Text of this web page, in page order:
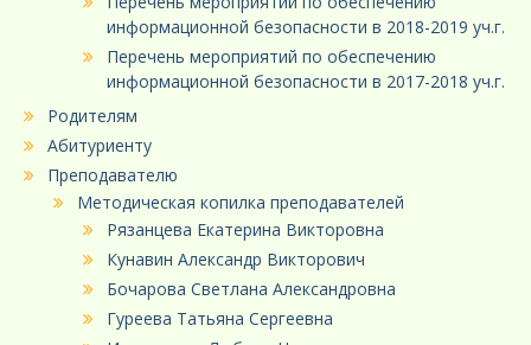
информационной безопасности в 2018-2019 уч.г.
Перечень мероприятий по обеспечению
информационной безопасности в 2017-2018 уч.г.
Родителям
Абитуриенту
Преподавателю
Методическая копилка преподавателей
Рязанцева Екатерина Викторовна
Кунавин Александр Викторович
Бочарова Светлана Александровна
Гуреева Татьяна Сергеевна